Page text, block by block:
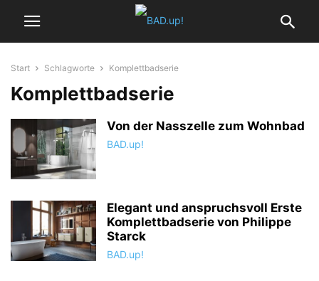
Start Schlagworte Komplettbadserie
Komplettbadserie
Von der Nasszelle zum Wohnbad
BAD.up!
Elegant und anspruchsvoll Erste
Komplettbadserie von Philippe
Starck
BAD.up!